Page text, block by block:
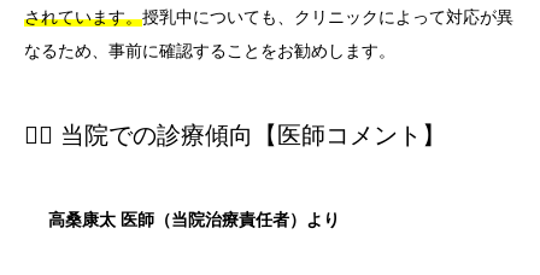
されています。授乳中についても、クリニックによって対応が異
なるため、事前に確認することをお勧めします。
👨‍⚕️ 当院での診療傾向【医師コメント】
高桑康太 医師（当院治療責任者）より